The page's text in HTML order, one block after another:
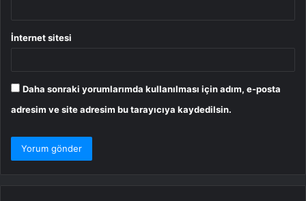
İnternet sitesi
Daha sonraki yorumlarımda kullanılması için adım, e-posta
adresim ve site adresim bu tarayıcıya kaydedilsin.